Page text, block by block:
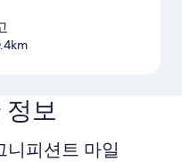
정보
니피션트 마일